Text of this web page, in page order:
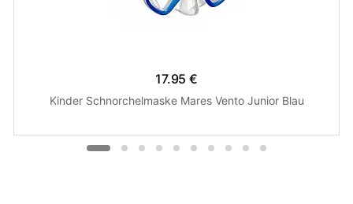
17.95 €
Kinder Schnorchelmaske Mares Vento Junior Blau